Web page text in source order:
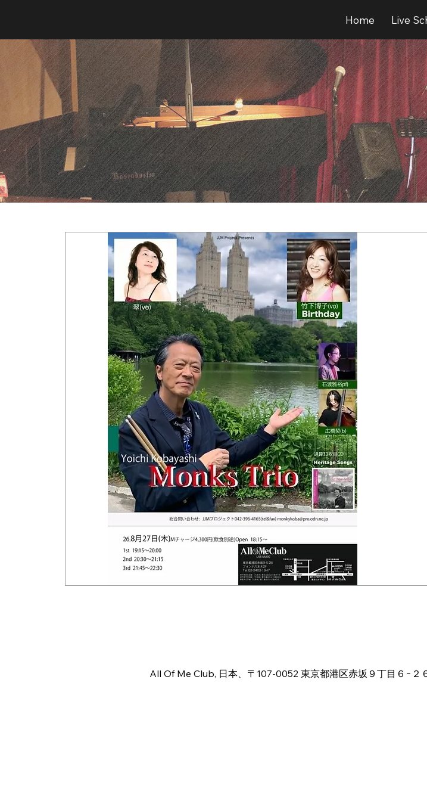
Home Live
All Of Me Club, 日本、〒107-0052 東京都港区赤坂９丁目６−２